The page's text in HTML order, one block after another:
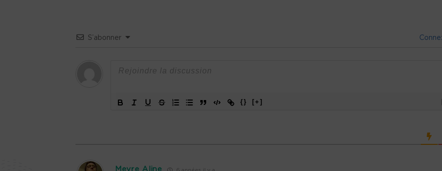
S’abonner
{} [+]
Meyre Aline